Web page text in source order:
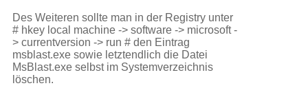
Des Weiteren sollte man in der Registry unter
# hkey local machine -> software -> microsoft -
> currentversion -> run # den Eintrag
msblast.exe sowie letztendlich die Datei
MsBlast.exe selbst im Systemverzeichnis
löschen.